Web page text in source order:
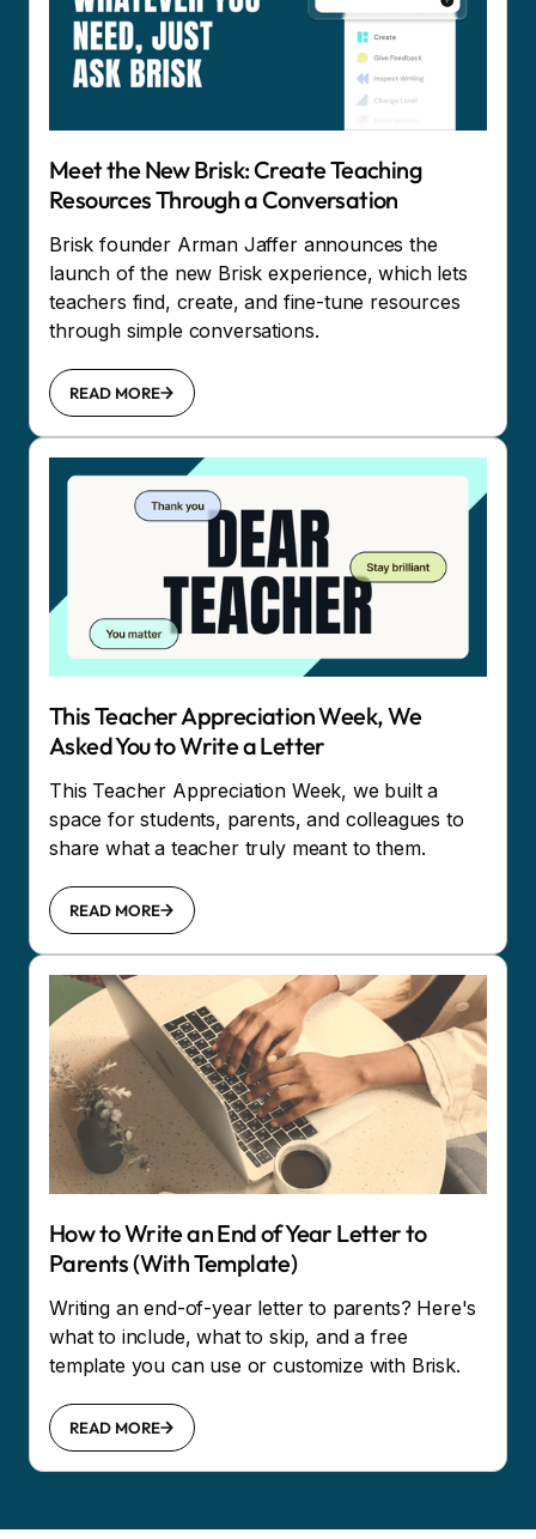
Meet the New Brisk: Create Teaching
Resources Through a Conversation
Brisk founder Arman Jaffer announces the
launch of the new Brisk experience, which lets
teachers find, create, and fine-tune resources
through simple conversations.
READ MORE
This Teacher Appreciation Week, We
Asked You to Write a Letter
This Teacher Appreciation Week, we built a
space for students, parents, and colleagues to
share what a teacher truly meant to them.
READ MORE
How to Write an End of Year Letter to
Parents (With Template)
Writing an end-of-year letter to parents? Here's
what to include, what to skip, and a free
template you can use or customize with Brisk.
READ MORE